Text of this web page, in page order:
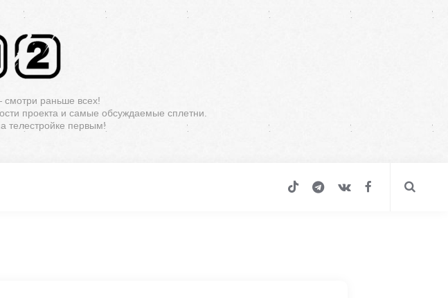
раньше всех!
проекта и самые обсуждаемые сплетни.
телестройке первым!